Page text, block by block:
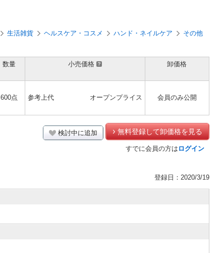
生活雑貨 ヘルスケア・コスメ ハンド・ネイルケア その他
数量 小売価格 卸価格
600点 参考上代 オープンプライス 会員のみ公開
検討中に追加 無料登録して卸価格を見る
すでに会員の方は ログイン
登録日：2020/3/19